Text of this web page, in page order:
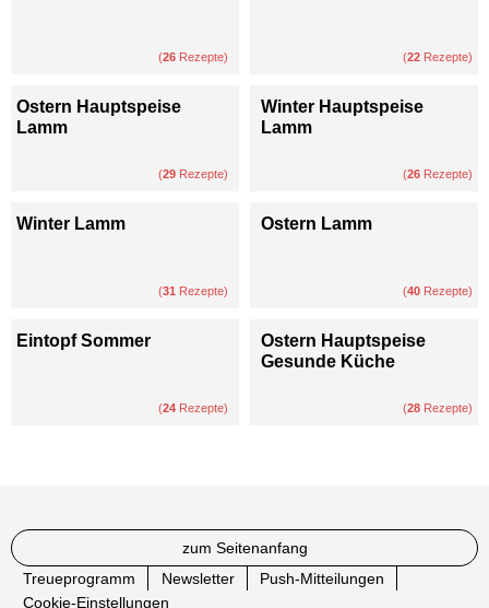
(26 Rezepte) (22 Rezepte)
Ostern Hauptspeise
Lamm
(29 Rezepte)
Winter Hauptspeise
Lamm
(26 Rezepte)
Winter Lamm
(31 Rezepte)
Ostern Lamm
(40 Rezepte)
Eintopf Sommer
(24 Rezepte)
Ostern Hauptspeise
Gesunde Küche
(28 Rezepte)
zum Seitenanfang
Treueprogramm
Newsletter
Push-Mitteilungen
Cookie-Einstellungen